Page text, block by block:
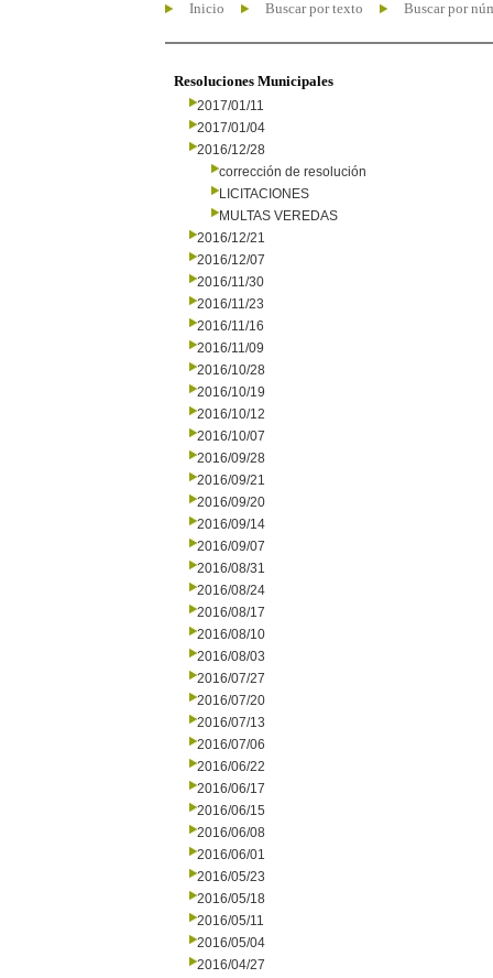
Inicio Buscar por texto Buscar por
Resoluciones Municipales
2017/01/11
2017/01/04
2016/12/28
corrección de resolución
LICITACIONES
MULTAS VEREDAS
2016/12/21
2016/12/07
2016/11/30
2016/11/23
2016/11/16
2016/11/09
2016/10/28
2016/10/19
2016/10/12
2016/10/07
2016/09/28
2016/09/21
2016/09/20
2016/09/14
2016/09/07
2016/08/31
2016/08/24
2016/08/17
2016/08/10
2016/08/03
2016/07/27
2016/07/20
2016/07/13
2016/07/06
2016/06/22
2016/06/17
2016/06/15
2016/06/08
2016/06/01
2016/05/23
2016/05/18
2016/05/11
2016/05/04
2016/04/27